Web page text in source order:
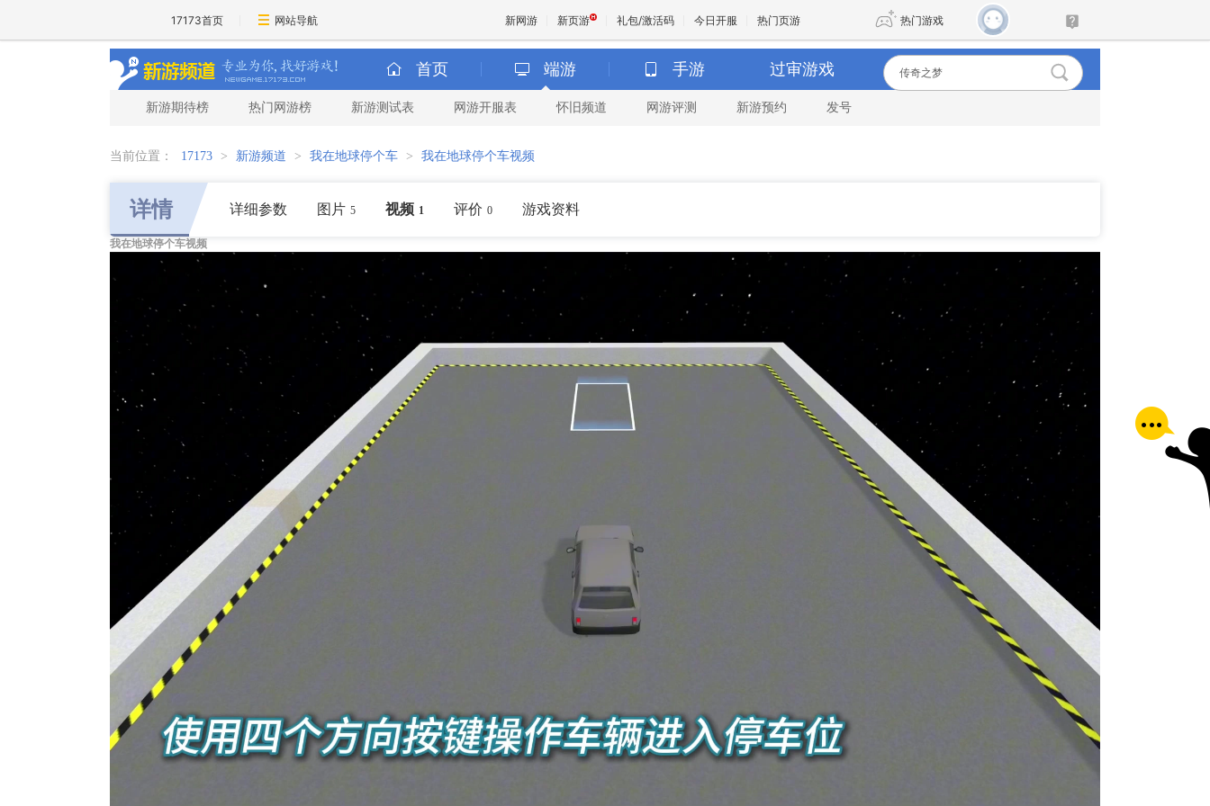
17173首页 网站导航 新网游 新页游 礼包/激活码 今日开服 热门页游 热门游戏
魔兽 DNF
首页 端游 手游 过审游戏
新游期待榜 热门网游榜 新游测试表 网游开服表 怀旧频道 网游评测 新游预约 发号
当前位置： 17173 > 新游频道 > 我在地球停个车 > 我在地球停个车视频
详情 详细参数 图片 5 视频 1 评价 0 游戏资料
我在地球停个车视频